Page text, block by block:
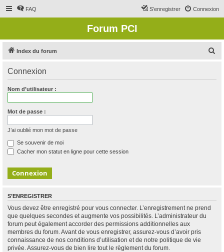
FAQ Connexion
S’enregistrer
Forum PCI
Index du forum
Connexion
Nom d’utilisateur :
Mot de passe :
J’ai oublié mon mot de passe
Se souvenir de moi
Cacher mon statut en ligne pour cette session
S’ENREGISTRER
Vous devez être enregistré pour vous connecter. L’enregistrement ne prend
que quelques secondes et augmente vos possibilités. L’administrateur du
forum peut également accorder des permissions additionnelles aux
membres du forum. Avant de vous enregistrer, assurez-vous d’avoir pris
connaissance de nos conditions d’utilisation et de notre politique de vie
privée. Assurez-vous de bien lire tout le règlement du forum.